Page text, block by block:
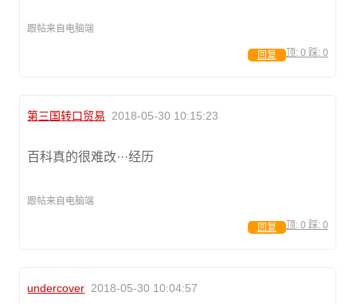
跟帖来自电脑端
顶: 0 踩: 0
回复
第三国转口贸易 2018-05-30 10:15:23
百科真的很难改···经历
跟帖来自电脑端
顶: 0 踩: 0
回复
undercover 2018-05-30 10:04:57